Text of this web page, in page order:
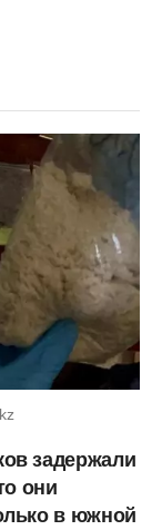
задержали
они
в южной